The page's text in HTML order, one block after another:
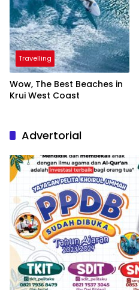
Travelling
Wow, The Best Beaches in
Krui West Coast
Advertorial